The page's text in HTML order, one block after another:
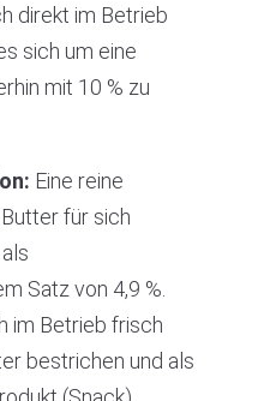
direkt im Betrieb
sich um eine
mit 10 % zu
Eine reine
für sich
Satz von 4,9 %.
im Betrieb frisch
bestrichen und als